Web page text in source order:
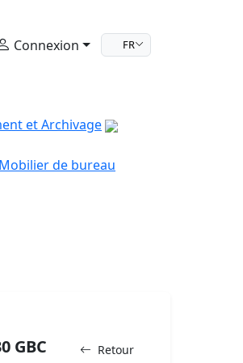
Connexion FR
et Archivage
Mobilier de bureau
Retour
GBC